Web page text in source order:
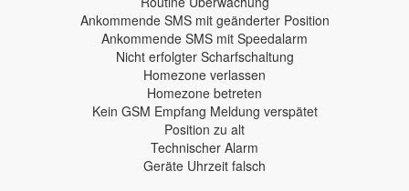
Ankommende SMS mit geänderter Position
Ankommende SMS mit Speedalarm
Nicht erfolgter Scharfschaltung
Homezone verlassen
Homezone betreten
Kein GSM Empfang Meldung verspätet
Position zu alt
Technischer Alarm
Geräte Uhrzeit falsch